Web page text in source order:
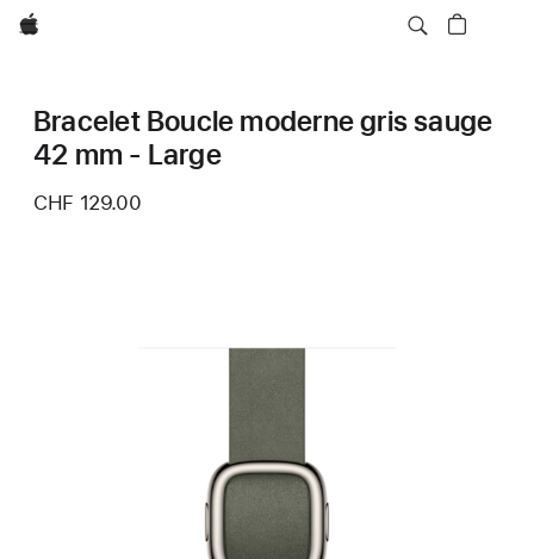
Apple
Bracelet Boucle moderne gris sauge
42 mm - Large
CHF 129.00